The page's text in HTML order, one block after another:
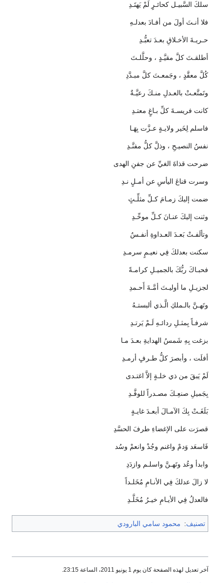
سلكَ السَّبيـل كحائـرٍ لَمْ يَهتَـدِ
فلا أنـتَ أولَ من أفـادَ بعدلـهِ
حـريـةَ الأخـلاقِ بعـدَ تعبُّـدِ
أطلقـتَ كلَّ مقيَّـدٍ ، وحلَّلـتَ
كُلَّ معقَّدٍ ، وجَمعـتَ كلَّ مبـدَّدِ
وتَمتَّعـتْ بالعـدلِ منـكَ رعيَّـةٌ
كانت فريسـةَ كلِّ بـاغٍ معتـدِ
فاسلم لِخَير ولايـةٍ عـزَّت بِهَـا
نفسُ النصيـحِ ، وذلَّ كلُّ مفنَّـدِ
ضرحت قذاةَ الغيِّ عن جفنِ الهدى
وسرت قناعَ اليأسِ عن أمـلٍ نـدِ
ضمت إليكَ زمـامَ كـلِّ مثلِّـثٍ
وثنت إليكَ عنـانَ كـلِّ موحِّـدِ
وتألَفـتْ بَعـدَ العـداوةِ أنفـسٌ
سكنت بعدلكَ فِي نعيـمٍ سرمـدِ
فحبـاكَ ربُّكَ بالجميـلِ كرامـةً
لجزيـلِ ما أوليـتَ أمَّـةَ أَحـمدِ
وتَهـنَّ بالـملكِ الَّـذي ألبستـهُ
شرفـاً بِمثـلِ ردائـهِ لَـمْ يَرتـدِ
بزغت بِهِ شَمسُ الهدايةِ بعـدَ مـا
أفلَت ، وأبصرَ كلُّ طـرفٍ أرمـدِ
لَمْ يَبقَ من ذي خلـةٍ إلاَّ اغتـدى
بِجَميلِ صنعِـكَ مصـدراً للوفَّـدِ
بَلَغَـتْ بِكَ الآمـالَ أبعـدَ غايـةٍ
قصرَت على الإغضاءِ طرفَ الحسَّدِ
فَاسعَد وَدمْ واغنم وجُدْ وانعمْ وسُد
وابدأ وعُد وتَهـنَّ واسلـم وازدَدِ
لا زالَ عدلكَ فِي الأنـامِ مُخَلـداً
فالعدلُ فِي الأيـامِ خيـرُ مُخَلَّـدِ
تصنيف: محمود سامي البارودي
آخر تعديل لهذه الصفحة كان يوم 1 يونيو 2011، الساعة 23:15.